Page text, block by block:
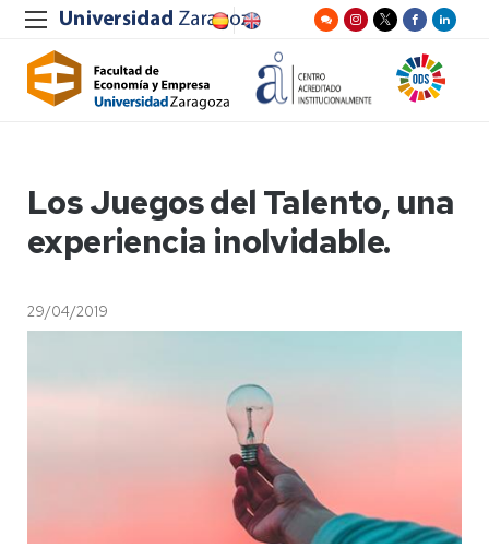
Los Juegos del Talento, una
experiencia inolvidable.
29/04/2019